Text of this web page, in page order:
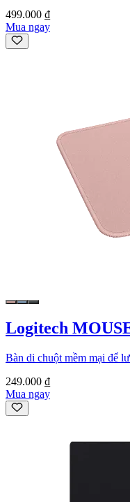
499.000 ₫
Mua ngay
Logitech
Bàn di chuột mềm mại để
249.000 ₫
Mua ngay